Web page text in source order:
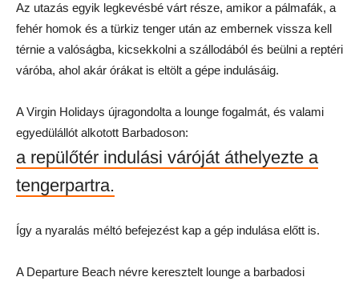
Az utazás egyik legkevésbé várt része, amikor a pálmafák, a
fehér homok és a türkiz tenger után az embernek vissza kell
térnie a valóságba, kicsekkolni a szállodából és beülni a reptéri
váróba, ahol akár órákat is eltölt a gépe indulásáig.
A Virgin Holidays újragondolta a lounge fogalmát, és valami
egyedülállót alkotott Barbadoson:
a repülőtér indulási váróját áthelyezte a
tengerpartra.
Így a nyaralás méltó befejezést kap a gép indulása előtt is.
A Departure Beach névre keresztelt lounge a barbadosi